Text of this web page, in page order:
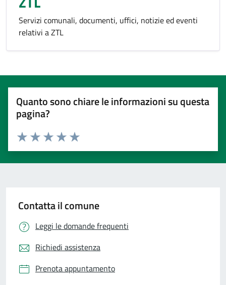
Servizi comunali, documenti, uffici, notizie ed eventi
relativi a ZTL
Quanto sono chiare le informazioni su questa
pagina?
Valuta 5 stelle su 5
Valuta 4 stelle su 5
Valuta 3 stelle su 5
Valuta 2 stelle su 5
Valuta 1 stelle su 5
Contatta il comune
Leggi le domande frequenti
Richiedi assistenza
Prenota appuntamento